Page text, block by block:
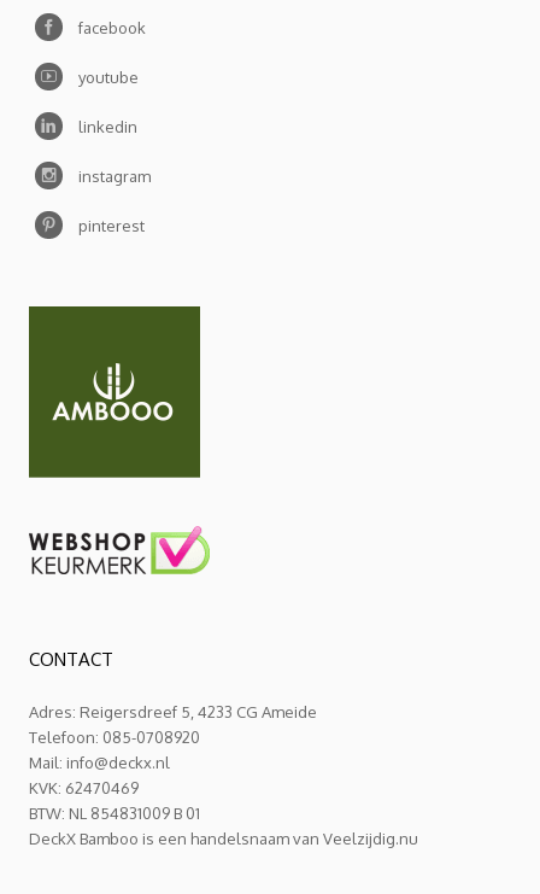
facebook
youtube
linkedin
instagram
pinterest
CONTACT
Adres: Reigersdreef 5, 4233 CG Ameide
Telefoon: 085-0708920
Mail: info@deckx.nl
KVK: 62470469
BTW: NL 854831009 B 01
DeckX Bamboo is een handelsnaam van Veelzijdig.nu